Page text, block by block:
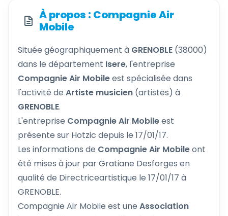
À propos : Compagnie Air
Mobile
Située géographiquement à GRENOBLE (38000)
dans le département Isere, l'entreprise
Compagnie Air Mobileest spécialisée dans
l'activité de Artiste musicien (artistes) à
GRENOBLE.
L'entreprise Compagnie Air Mobileest
présente sur Hotzic depuis le 17/01/17.
Les informations de Compagnie Air Mobileont
été mises à jour par Gratiane Desforges en
qualité de Directriceartistique le 17/01/17 à
GRENOBLE.
Compagnie Air Mobile est une Association